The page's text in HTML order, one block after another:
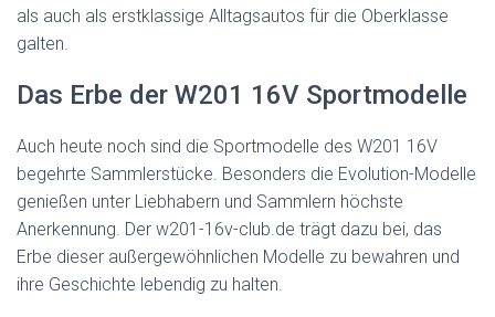
als auch als erstklassige Alltagsautos für die Oberklasse
galten.
Das Erbe der W201 16V Sportmodelle
Auch heute noch sind die Sportmodelle des W201 16V
begehrte Sammlerstücke. Besonders die Evolution-Modelle
genießen unter Liebhabern und Sammlern höchste
Anerkennung. Der w201-16v-club.de trägt dazu bei, das
Erbe dieser außergewöhnlichen Modelle zu bewahren und
ihre Geschichte lebendig zu halten.